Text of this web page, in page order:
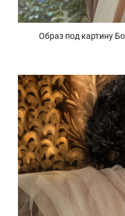
Образ под картину